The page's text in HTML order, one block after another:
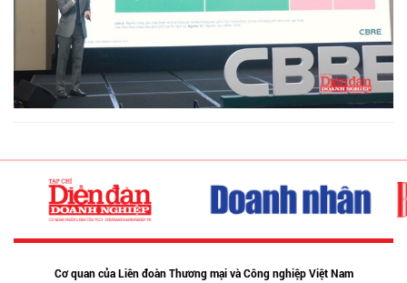
Cơ quan của Liên đoàn Thương mại và Công nghiệp Việt Nam